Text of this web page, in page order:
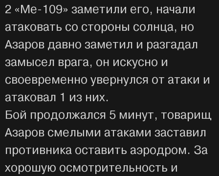
2 «Ме-109» заметили его, начали
атаковать со стороны солнца, но
Азаров давно заметил и разгадал
замысел врага, он искусно и
своевременно увернулся от атаки и
атаковал 1 из них.
Бой продолжался 5 минут, товарищ
Азаров смелыми атаками заставил
противника оставить аэродром. За
хорошую осмотрительность и